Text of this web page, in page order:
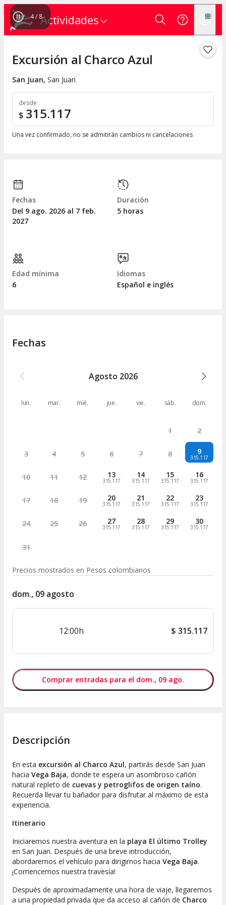
Actividades
4/ 8
Excursión al Charco Azul
San Juan, San Juan
desde
$ 315.117
Una vez confirmado, no se admitirán cambios ni cancelaciones
Fechas
Del 9 ago. 2026 al 7 feb.
2027
Duración
5 horas
Edad mínima
6
Idiomas
Español e inglés
Fechas
Agosto 2026
lun. mar. mié. jue. vie. sáb. dom.
1 2
3 4 5 6 7 8 9
315.117
10 11 12 13
315.117
14
315.117
15
315.117
16
315.117
17 18 19 20
315.117
21
315.117
22
315.117
23
315.117
24 25 26 27
315.117
28
315.117
29
315.117
30
315.117
31
Precios mostrados en Pesos colombianos
dom., 09 agosto
12:00h $ 315.117
Comprar entradas para el dom., 09 ago.
Descripción
En esta excursión al Charco Azul, partirás desde San Juan
hacia Vega Baja, donde te espera un asombroso cañón
natural repleto de cuevas y petroglifos de origen taíno.
Recuerda llevar tu bañador para disfrutar al máximo de esta
experiencia.
Itinerario
Iniciaremos nuestra aventura en la playa El último Trolley
en San Juan. Después de una breve introducción,
abordaremos el vehículo para dirigirnos hacia Vega Baja.
¡Comencemos nuestra travesía!
Después de aproximadamente una hora de viaje, llegaremos
a una propiedad privada que da acceso al cañón de Charco